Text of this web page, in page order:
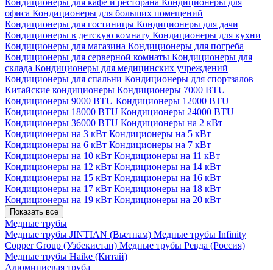
Кондиционеры для кафе и ресторана Кондиционеры для
офиса Кондиционеры для больших помещений
Кондиционеры для гостиницы Кондиционеры для дачи
Кондиционеры в детскую комнату Кондиционеры для кухни
Кондиционеры для магазина Кондиционеры для погреба
Кондиционеры для серверной комнаты Кондиционеры для
склада Кондиционеры для медицинских учреждений
Кондиционеры для спальни Кондиционеры для спортзалов
Китайские кондиционеры Кондиционеры 7000 BTU
Кондиционеры 9000 BTU Кондиционеры 12000 BTU
Кондиционеры 18000 BTU Кондиционеры 24000 BTU
Кондиционеры 36000 BTU Кондиционеры на 2 кВт
Кондиционеры на 3 кВт Кондиционеры на 5 кВт
Кондиционеры на 6 кВт Кондиционеры на 7 кВт
Кондиционеры на 10 кВт Кондиционеры на 11 кВт
Кондиционеры на 12 кВт Кондиционеры на 14 кВт
Кондиционеры на 15 кВт Кондиционеры на 16 кВт
Кондиционеры на 17 кВт Кондиционеры на 18 кВт
Кондиционеры на 19 кВт Кондиционеры на 20 кВт
Показать все
Медные трубы
Медные трубы JINTIAN (Вьетнам) Медные трубы Infinity
Copper Group (Узбекистан) Медные трубы Ревда (Россия)
Медные трубы Haike (Китай)
Алюминиевая труба